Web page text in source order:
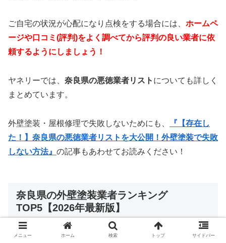
ご自宅の状況が心配になり点検をする場合には、 ホームペ
ージや口コミ(評判)をよく調べてから評判の良い業者に依
頼するようにしましょう！
ヤネリーでは、 奈良県の悪徳業者リスト についても詳しく
まとめています。
外壁塗装・屋根修理で失敗しないためにも、
『【存在し
た！】奈良県の悪徳業者リストを大公開！外壁塗装で失敗
しない方法』 の記事もあわせてお読みください！
奈良県の外壁塗装業者ランキング
TOP5【2026年最新版】
メニュー ホーム 検索 トップ サイドバー